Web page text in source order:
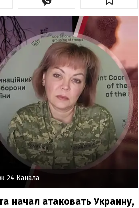
24 Канала
начал атаковать Украину,